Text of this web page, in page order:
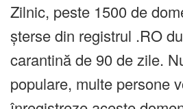
Zilnic, peste 1500 de
șterse din registrul .RO
carantină de 90 de zile.
populare, multe persone